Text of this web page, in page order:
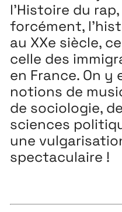
l’Histoire du
forcément,
au XXe siècle,
celle des
en France. On y
notions de
de sociologie,
sciences
une
spectaculaire !